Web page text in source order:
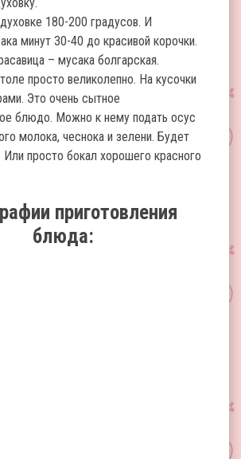
180-200 градусов. И
минут 30-40 до красивой корочки.
– мусака болгарская.
просто великолепно. На кусочки
Это очень сытное
блюдо. Можно к нему подать осус
молока, чеснока и зелени. Будет
Или просто бокал хорошего красного
приготовления
блюда: